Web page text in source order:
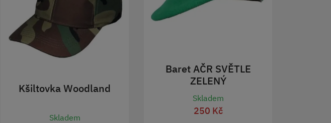
Kšiltovka Woodland
Skladem
Baret AČR SVĚTLE
ZELENÝ
Skladem
250 Kč